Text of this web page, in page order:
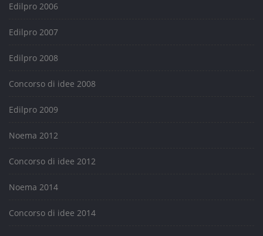
Edilpro 2006
Edilpro 2007
Edilpro 2008
Concorso di idee 2008
Edilpro 2009
Noema 2012
Concorso di idee 2012
Noema 2014
Concorso di idee 2014